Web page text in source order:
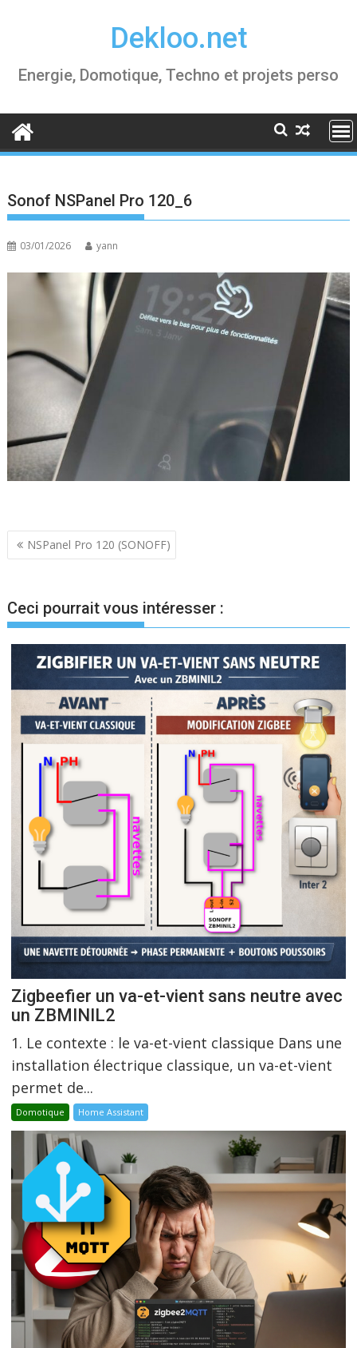
Dekloo.net
Energie, Domotique, Techno et projets perso
Sonof NSPanel Pro 120_6
03/01/2026 yann
Navigation
l’article
NSPanel Pro 120 (SONOFF)
Ceci pourrait vous intéresser :
Zigbeefier un va-et-vient sans neutre avec
un ZBMINIL2
1. Le contexte : le va-et-vient classique Dans une
installation électrique classique, un va-et-vient
permet de...
Domotique Home Assistant